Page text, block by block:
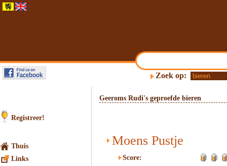
Zoek op:
Registreer!
Thuis
Links
Geeroms Rudi's geproefde bieren
Moens Pustje
Score: